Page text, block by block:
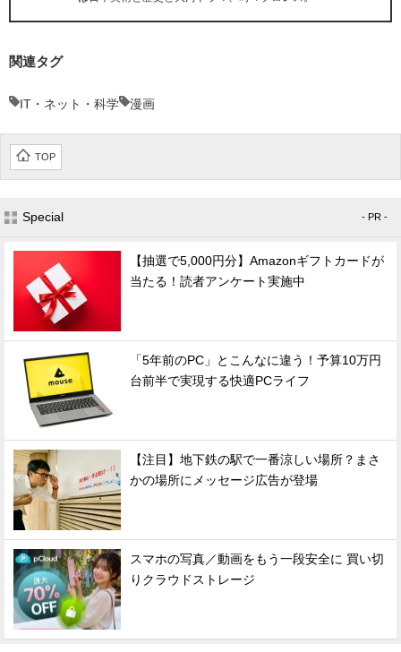
関連タグ
IT・ネット・科学 漫画
TOP
Special - PR -
【抽選で5,000円分】Amazonギフトカードが
当たる！読者アンケート実施中
「5年前のPC」とこんなに違う！予算10万円
台前半で実現する快適PCライフ
【注目】地下鉄の駅で一番涼しい場所？まさ
かの場所にメッセージ広告が登場
スマホの写真／動画をもう一段安全に 買い切
りクラウドストレージ